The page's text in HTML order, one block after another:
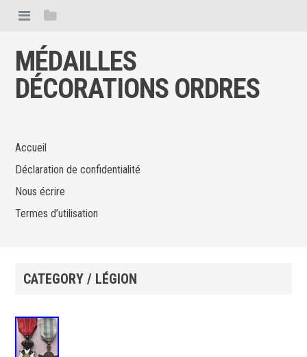
MÉDAILLES
DÉCORATIONS ORDRES
Accueil
Déclaration de confidentialité
Nous écrire
Termes d’utilisation
CATEGORY / LÉGION